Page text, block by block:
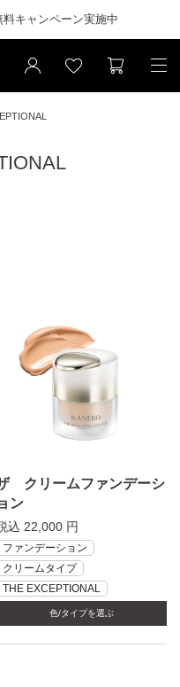
キャンペーン実施中
クリームファンデーシ
ン
込 22,000 円
ファンデーション
クリームタイプ
THE EXCEPTIONAL
色/タイプを選ぶ